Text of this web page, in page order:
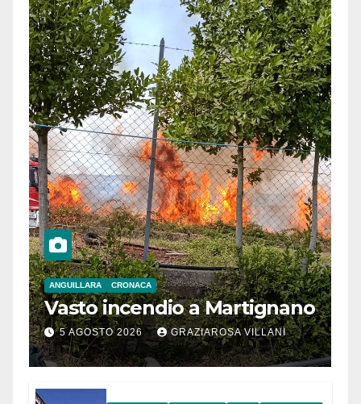
ANGUILLARA CRONACA
Vasto incendio a Martignano
5 AGOSTO 2026 GRAZIAROSA VILLANI